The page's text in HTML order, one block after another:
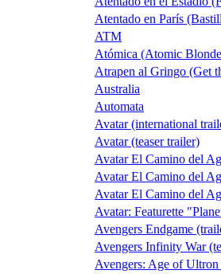
Atentado en París
ATM
Atómica (Atomic
Atrapen al Gringo (Get
Australia
Automata
Avatar (international
Avatar (teaser trailer)
Avatar El Camino del
Avatar El Camino del
Avatar El Camino del
Avatar: Featurette
Avengers Endgame
Avengers Infinity War
Avengers: Age of